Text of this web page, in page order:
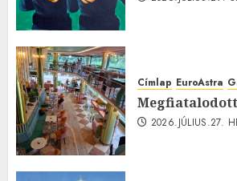
Címlap EuroAstra
Megfiatalodott
2026.JÚLIUS.27.